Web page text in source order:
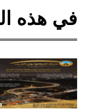
في هذه